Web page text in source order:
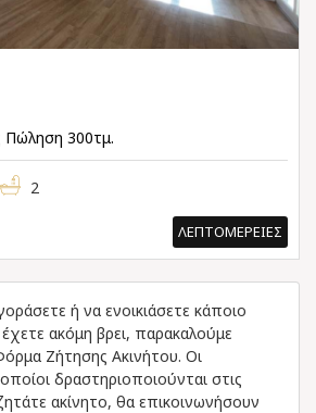
Πώληση 300τμ.
2
ΛΕΠΤΟΜΕΡΕΙΕΣ
ή να ενοικιάσετε κάποιο
ακόμη βρει, παρακαλούμε
Ζήτησης Ακινήτου. Οι
δραστηριοποιούνται στις
ακίνητο, θα επικοινωνήσουν